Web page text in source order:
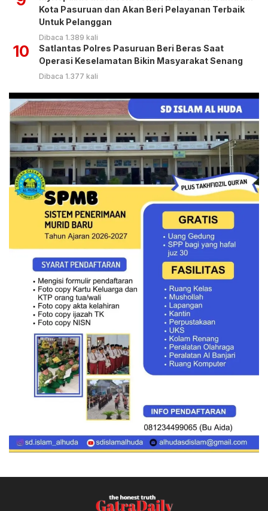
Kota Pasuruan dan Akan Beri Pelayanan Terbaik
Untuk Pelanggan
Dibaca 1.389 kali
10
Satlantas Polres Pasuruan Beri Beras Saat
Operasi Keselamatan Bikin Masyarakat Senang
Dibaca 1.377 kali